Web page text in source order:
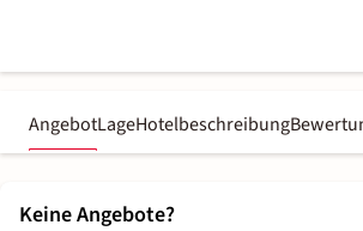
AngebotLageHotelbeschreibung
Keine Angebote?